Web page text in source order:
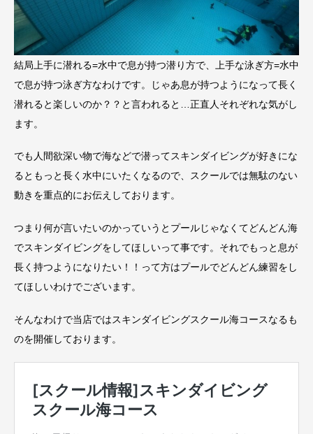
結局上手に潜れる=水中で息が持つ潜り方で、上手な泳ぎ方=水中
で息が持つ泳ぎ方なわけです。じゃあ息が持つようになって長く
潜れると楽しいのか？？と言われると…正直人それぞれな気がし
ます。
でも人間欲深い物で海などで潜ってスキンダイビングが好きにな
るともっと長く水中にいたくなるので、スクールでは無駄のない
動きを重点的にお伝えしております。
つまり何が言いたいのかっていうとプールじゃなくてどんどん海
でスキンダイビングをしてほしいって事です。それでもっと息が
長く持つようになりたい！！って方はプールでどんどん練習をし
てほしいわけでございます。
そんなわけで当店ではスキンダイビングスクール海コースなるも
のを開催しております。